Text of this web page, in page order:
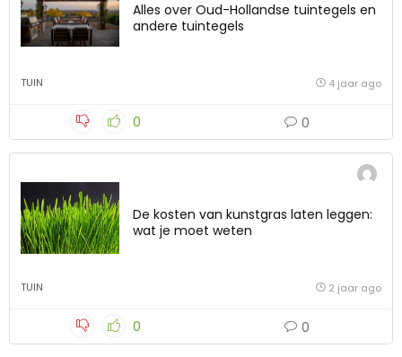
Alles over Oud-Hollandse tuintegels en
andere tuintegels
TUIN 4 jaar ago
0 0
De kosten van kunstgras laten leggen:
wat je moet weten
TUIN 2 jaar ago
0 0